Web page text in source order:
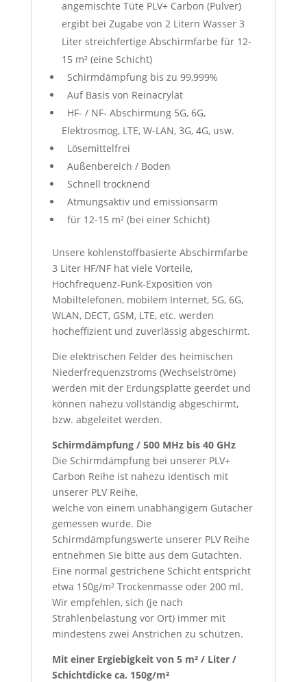
angemischte Tüte PLV+ Carbon (Pulver)
ergibt bei Zugabe von 2 Litern Wasser 3
Liter streichfertige Abschirmfarbe für 12-
15 m² (eine Schicht)
Schirmdämpfung bis zu 99,999%
Auf Basis von Reinacrylat
HF- / NF- Abschirmung 5G, 6G,
Elektrosmog, LTE, W-LAN, 3G, 4G, usw.
Lösemittelfrei
Außenbereich / Boden
Schnell trocknend
Atmungsaktiv und emissionsarm
für 12-15 m² (bei einer Schicht)
Unsere kohlenstoffbasierte Abschirmfarbe
3 Liter HF/NF hat viele Vorteile,
Hochfrequenz-Funk-Exposition von
Mobiltelefonen, mobilem Internet, 5G, 6G,
WLAN, DECT, GSM, LTE, etc. werden
hocheffizient und zuverlässigabgeschirmt.
Die elektrischen Felder des heimischen
Niederfrequenzstroms (Wechselströme)
werden mit der Erdungsplatte geerdet und
können nahezu vollständig abgeschirmt,
bzw. abgeleitet werden.
Schirmdämpfung / 500 MHz bis 40 GHz
Die Schirmdämpfung bei unserer PLV+
Carbon Reihe ist nahezu identisch mit
unserer PLV Reihe,
welche von einem unabhängigem Gutacher
gemessen wurde. Die
Schirmdämpfungswerte unserer PLV Reihe
entnehmen Sie bitte aus dem Gutachten.
Eine normal gestrichene Schicht entspricht
etwa 150g/m² Trockenmasse oder 200 ml.
Wir empfehlen, sich (je nach
Strahlenbelastung vor Ort) immer mit
mindestens zwei Anstrichen zu schützen.
Mit einer Ergiebigkeit von 5 m² / Liter /
Schichtdicke ca. 150g/m²